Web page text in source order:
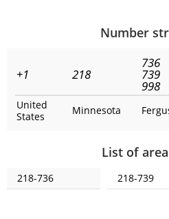
Number
+1 218
736
739
998
United
States
Minnesota
List of
218-736 218-739